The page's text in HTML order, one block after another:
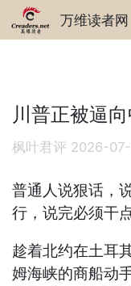
万维读者网
川普正被逼
枫叶君评 2026-
普通人说狠话，
行，说完必须干
趁着北约在土耳
姆海峡的商船动